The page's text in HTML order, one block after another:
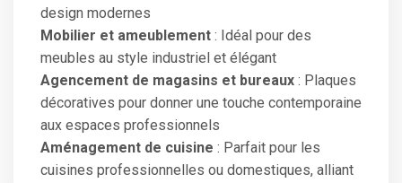
design modernes
Mobilier et ameublement : Idéal pour des
meubles au style industriel et élégant
Agencement de magasins et bureaux : Plaques
décoratives pour donner une touche contemporaine
aux espaces professionnels
Aménagement de cuisine : Parfait pour les
cuisines professionnelles ou domestiques, alliant